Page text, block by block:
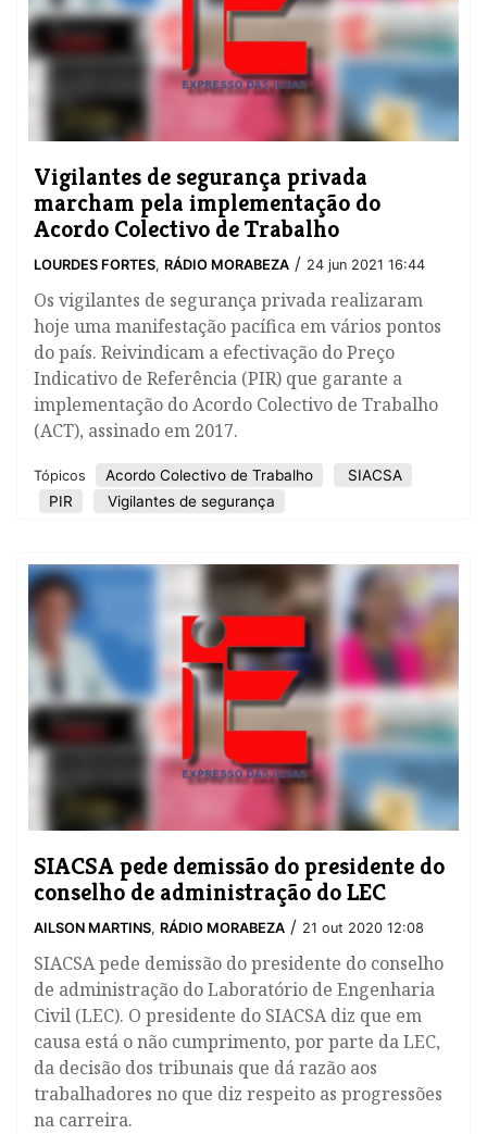
Vigilantes de segurança privada
marcham pela implementação do
Acordo Colectivo de Trabalho
LOURDES FORTES, RÁDIO MORABEZA / 24 jun 2021 16:44
Os vigilantes de segurança privada realizaram
hoje uma manifestação pacífica em vários pontos
do país. Reivindicam a efectivação do Preço
Indicativo de Referência (PIR) que garante a
implementação do Acordo Colectivo de Trabalho
(ACT), assinado em 2017.
Tópicos Acordo Colectivo de Trabalho
SIACSA
PIR
Vigilantes de segurança
SIACSA pede demissão do presidente do
conselho de administração do LEC
AILSON MARTINS, RÁDIO MORABEZA / 21 out 2020 12:08
SIACSA pede demissão do presidente do conselho
de administração do Laboratório de Engenharia
Civil (LEC). O presidente do SIACSA diz que em
causa está o não cumprimento, por parte da LEC,
da decisão dos tribunais que dá razão aos
trabalhadores no que diz respeito as progressões
na carreira.